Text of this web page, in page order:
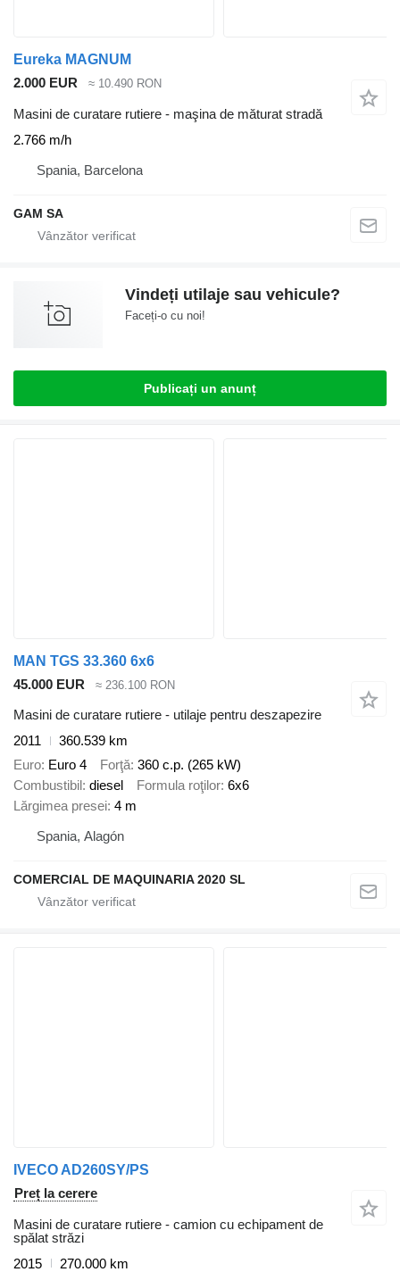
Eureka MAGNUM
2.000 EUR
≈ 10.490 RON
Masini de curatare rutiere - maşina de măturat stradă
2.766 m/h
Spania, Barcelona
GAM SA
Vindeți utilaje sau vehicule?
Faceți-o cu noi!
Publicați un anunț
MAN TGS 33.360 6x6
45.000 EUR
≈ 236.100 RON
Masini de curatare rutiere - utilaje pentru deszapezire
2011
360.539 km
Euro Euro 4 Forţă 360 c.p. (265 kW)
Combustibil diesel Formula roţilor 6x6
Lărgimea presei 4 m
Spania, Alagón
COMERCIAL DE MAQUINARIA 2020 SL
IVECO AD260SY/PS
Preț la cerere
Masini de curatare rutiere - camion cu echipament de
spălat străzi
2015
270.000 km